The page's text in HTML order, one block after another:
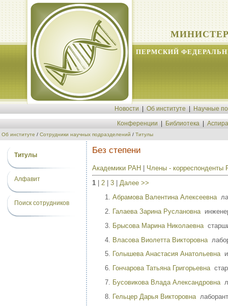
ПЕРМСКИЙ
Новости Об институте Научные
Конференции Библиотека
Об институте / Сотрудники научных подразделений / Титулы
Титулы
Алфавит
Поиск сотрудников
Без степени
Академики РАН | Члены - корреспонденты
1
2 3
Далее >>
Абрамова Валентина Алексеевна
Галаева Зарина Руслановна
Брысова Марина Николаевна
Власова Виолетта Викторовна
Голышева Анастасия Анатольевна
Гончарова Татьяна Григорьевна
Бусовикова Влада Александровна
Гельцер Дарья Викторовна лаборант